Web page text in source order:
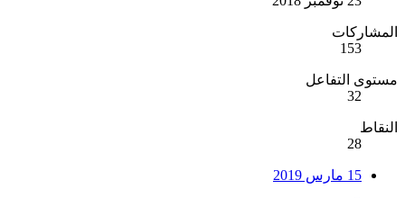
المشاركات
153
مستوى التفاعل
32
النقاط
28
15 مارس 2019